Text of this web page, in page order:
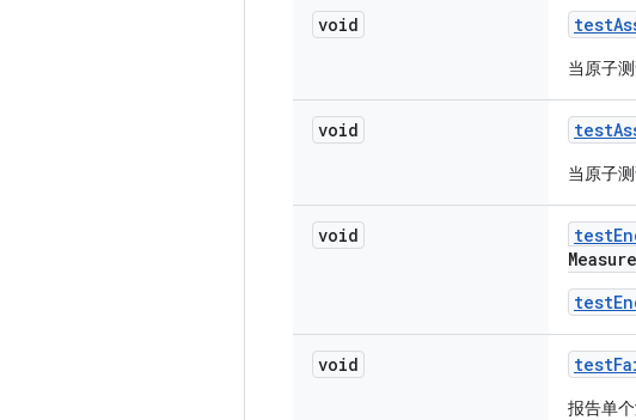
void test
当原子
void test
当原子
void test
void test
报告单